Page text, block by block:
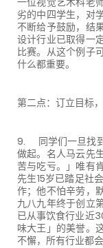
劣的中四学生，对
不断给予鼓励，结
设计行业已取得一
比赛。从这个例子
什么都重要。
第二点：订立目标
9. 同学们一旦找
做起。名人马云先
苦与吃亏。」唯有
先生15岁已踏足社
作；他不怕辛劳，
九八九年终于创立
已从事饮食行业近
味大王」的美誉。
不懈，所有行业都会